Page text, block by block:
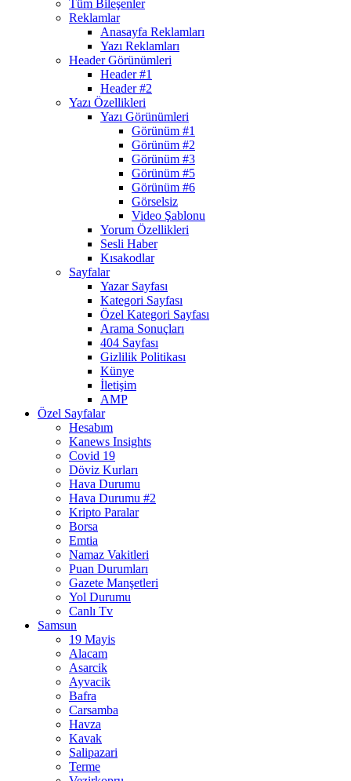
Tüm Bileşenler
Reklamlar
Anasayfa Reklamları
Yazı Reklamları
Header Görünümleri
Header #1
Header #2
Yazı Özellikleri
Yazı Görünümleri
Görünüm #1
Görünüm #2
Görünüm #3
Görünüm #5
Görünüm #6
Görselsiz
Video Şablonu
Yorum Özellikleri
Sesli Haber
Kısakodlar
Sayfalar
Yazar Sayfası
Kategori Sayfası
Özel Kategori Sayfası
Arama Sonuçları
404 Sayfası
Gizlilik Politikası
Künye
İletişim
AMP
Özel Sayfalar
Hesabım
Kanews Insights
Covid 19
Döviz Kurları
Hava Durumu
Hava Durumu #2
Kripto Paralar
Borsa
Emtia
Namaz Vakitleri
Puan Durumları
Gazete Manşetleri
Yol Durumu
Canlı Tv
Samsun
19 Mayis
Alacam
Asarcik
Ayvacik
Bafra
Carsamba
Havza
Kavak
Salipazari
Terme